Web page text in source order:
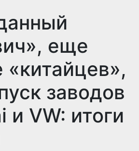
еще
заводов
и VW: итоги